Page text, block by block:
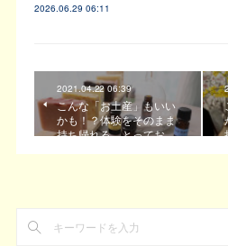
2026.06.29 06:11
2021.04.22 06:39
こんな「お土産」もいい
かも！？体験をそのまま
持ち帰れる、とってお…